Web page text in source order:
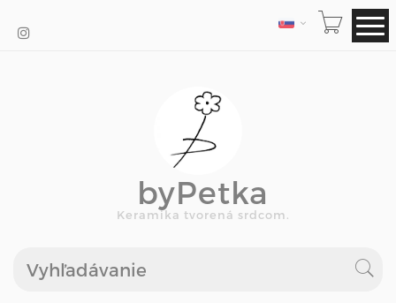
JAZYK
byPetka
Keramika tvorená srdcom.